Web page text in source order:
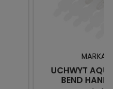
MARKA:
UCHWYT
BEND